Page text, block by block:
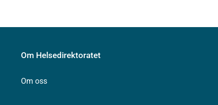
Om Helsedirektoratet
Om oss